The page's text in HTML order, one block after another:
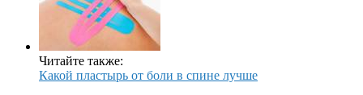
Читайте также:
Какой пластырь от боли в спине лучше